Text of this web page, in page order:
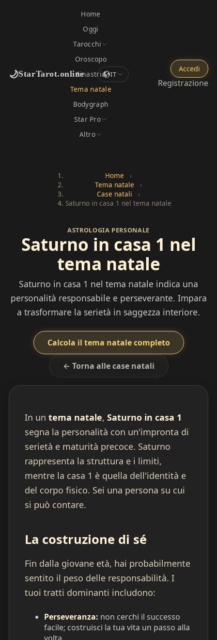
🌙StarTarot.online
Home
Oggi
Tarocchi
Oroscopo
Sinastria
Tema natale
Bodygraph
Star Pro
Altro
IT
Accedi
Registrazione
Home
›
Tema natale
›
Case natali
›
Saturno in casa 1 nel tema natale
ASTROLOGIA PERSONALE
Saturno in casa 1 nel
tema natale
Saturno in casa 1 nel tema natale indica una
personalità responsabile e perseverante. Impara
a trasformare la serietà in saggezza interiore.
Calcola il tema natale completo
← Torna alle case natali
In un tema natale, Saturno in casa 1
segna la personalità con un'impronta di
serietà e maturità precoce. Saturno
rappresenta la struttura e i limiti,
mentre la casa 1 è quella dell'identità e
del corpo fisico. Sei una persona su cui
si può contare.
La costruzione di sé
Fin dalla giovane età, hai probabilmente
sentito il peso delle responsabilità. I
tuoi tratti dominanti includono:
Perseveranza: non cerchi il successo
facile; costruisci la tua vita un passo alla